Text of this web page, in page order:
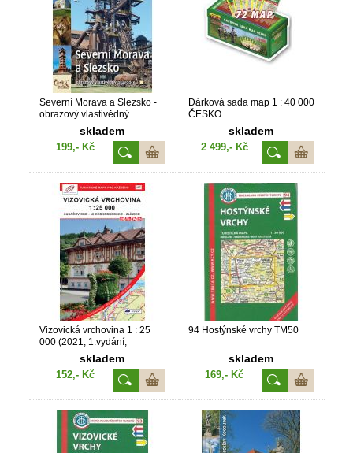
Severní Morava a Slezsko -
obrazový vlastivědný
skladem
199,- Kč
Dárková sada map 1 : 40 000
ČESKO
skladem
2 499,- Kč
Vizovická vrchovina 1 : 25
000 (2021, 1.vydání,
GOL_107, pretex)
skladem
152,- Kč
94 Hostýnské vrchy TM50
skladem
169,- Kč